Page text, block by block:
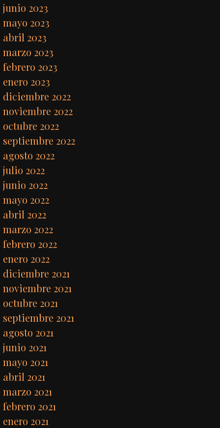
junio 2023
mayo 2023
abril 2023
marzo 2023
febrero 2023
enero 2023
diciembre 2022
noviembre 2022
octubre 2022
septiembre 2022
agosto 2022
julio 2022
junio 2022
mayo 2022
abril 2022
marzo 2022
febrero 2022
enero 2022
diciembre 2021
noviembre 2021
octubre 2021
septiembre 2021
agosto 2021
junio 2021
mayo 2021
abril 2021
marzo 2021
febrero 2021
enero 2021